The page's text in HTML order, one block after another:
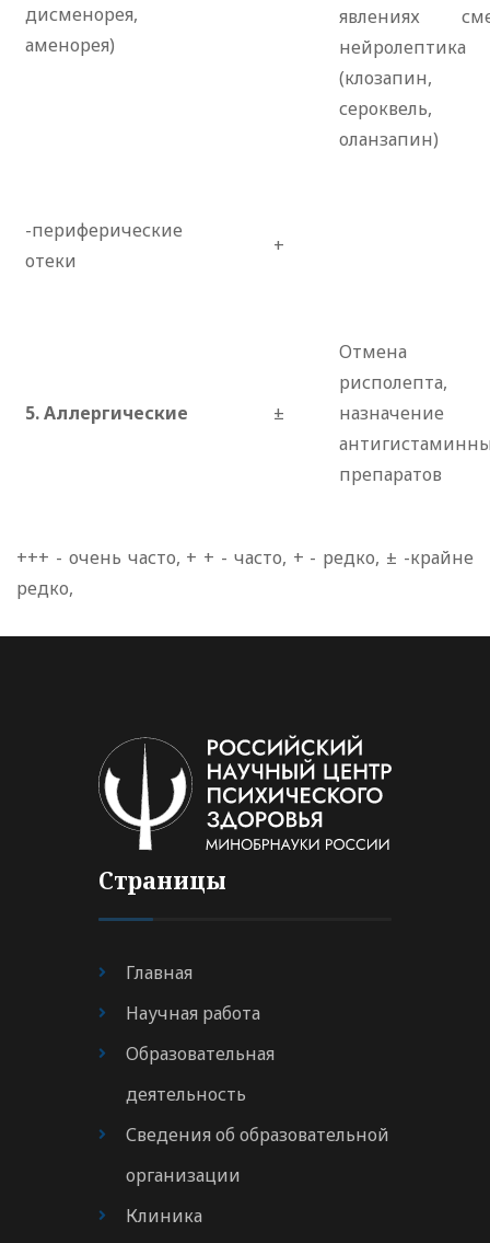
дисменорея,
аменорея)
явлениях
нейролептика
(клозапин,
сероквель,
оланзапин)
-периферические
отеки
+
5. Аллергические ±
Отмена
рисполепта,
назначение
препаратов
+++ - очень часто, + + - часто, + - редко, ± -крайне
редко,
Страницы
Главная
Научная работа
Образовательная
деятельность
Сведения об образовательной
организации
Клиника